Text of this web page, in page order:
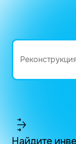
Найдите